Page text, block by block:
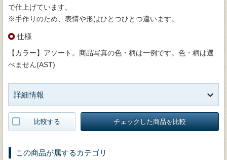
で仕上げています。
※手作りのため、表情や形はひとつひとつ違います。
仕様
【カラー】アソート。商品写真の色・柄は一例です。色・柄は選
べません(AST)
詳細情報
比較する チェックした商品を比較
この商品が属するカテゴリ